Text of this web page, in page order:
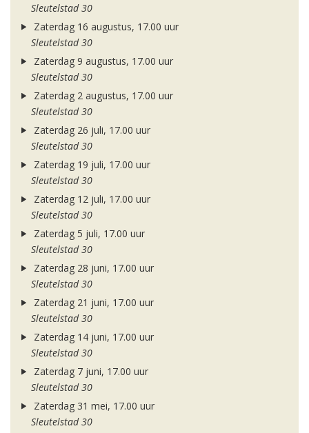
Sleutelstad 30
Zaterdag 16 augustus, 17.00 uur
Sleutelstad 30
Zaterdag 9 augustus, 17.00 uur
Sleutelstad 30
Zaterdag 2 augustus, 17.00 uur
Sleutelstad 30
Zaterdag 26 juli, 17.00 uur
Sleutelstad 30
Zaterdag 19 juli, 17.00 uur
Sleutelstad 30
Zaterdag 12 juli, 17.00 uur
Sleutelstad 30
Zaterdag 5 juli, 17.00 uur
Sleutelstad 30
Zaterdag 28 juni, 17.00 uur
Sleutelstad 30
Zaterdag 21 juni, 17.00 uur
Sleutelstad 30
Zaterdag 14 juni, 17.00 uur
Sleutelstad 30
Zaterdag 7 juni, 17.00 uur
Sleutelstad 30
Zaterdag 31 mei, 17.00 uur
Sleutelstad 30